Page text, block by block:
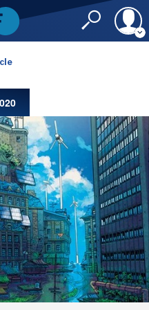
Mot de passe
Rester
CONNEXION
J'ai oublié mon
Toujours pas
2025